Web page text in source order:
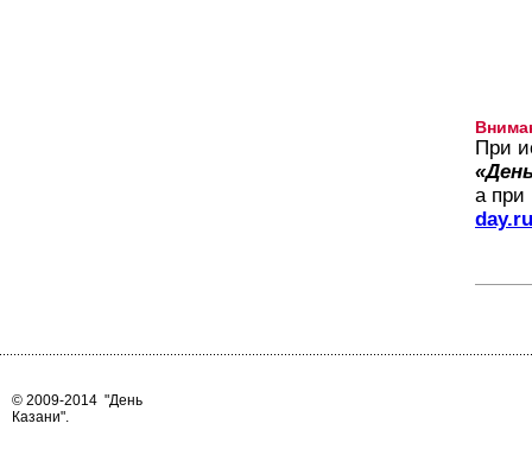
При
а при
day.ru
© 2009-2014 "День
Казани".